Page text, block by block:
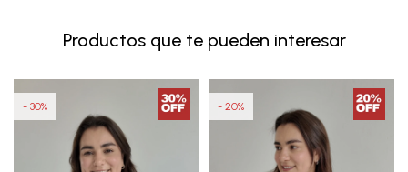
Productos que te pueden interesar
30 20